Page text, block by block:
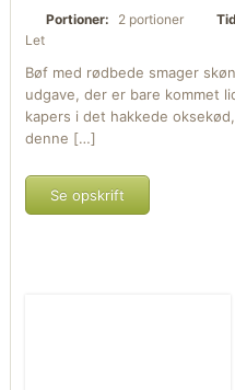
Portioner: 2 portioner
Let
Bøf med rødbede smager
udgave, der er bare kommet
kapers i det hakkede
denne […]
Se opskrift